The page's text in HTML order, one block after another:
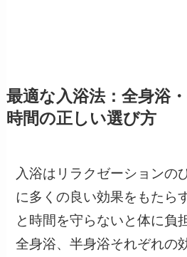
最適な入浴法：全身浴
時間の正しい選び方
入浴はリラクゼーションの
に多くの良い効果をもたら
と時間を守らないと体に負
全身浴、半身浴それぞれの